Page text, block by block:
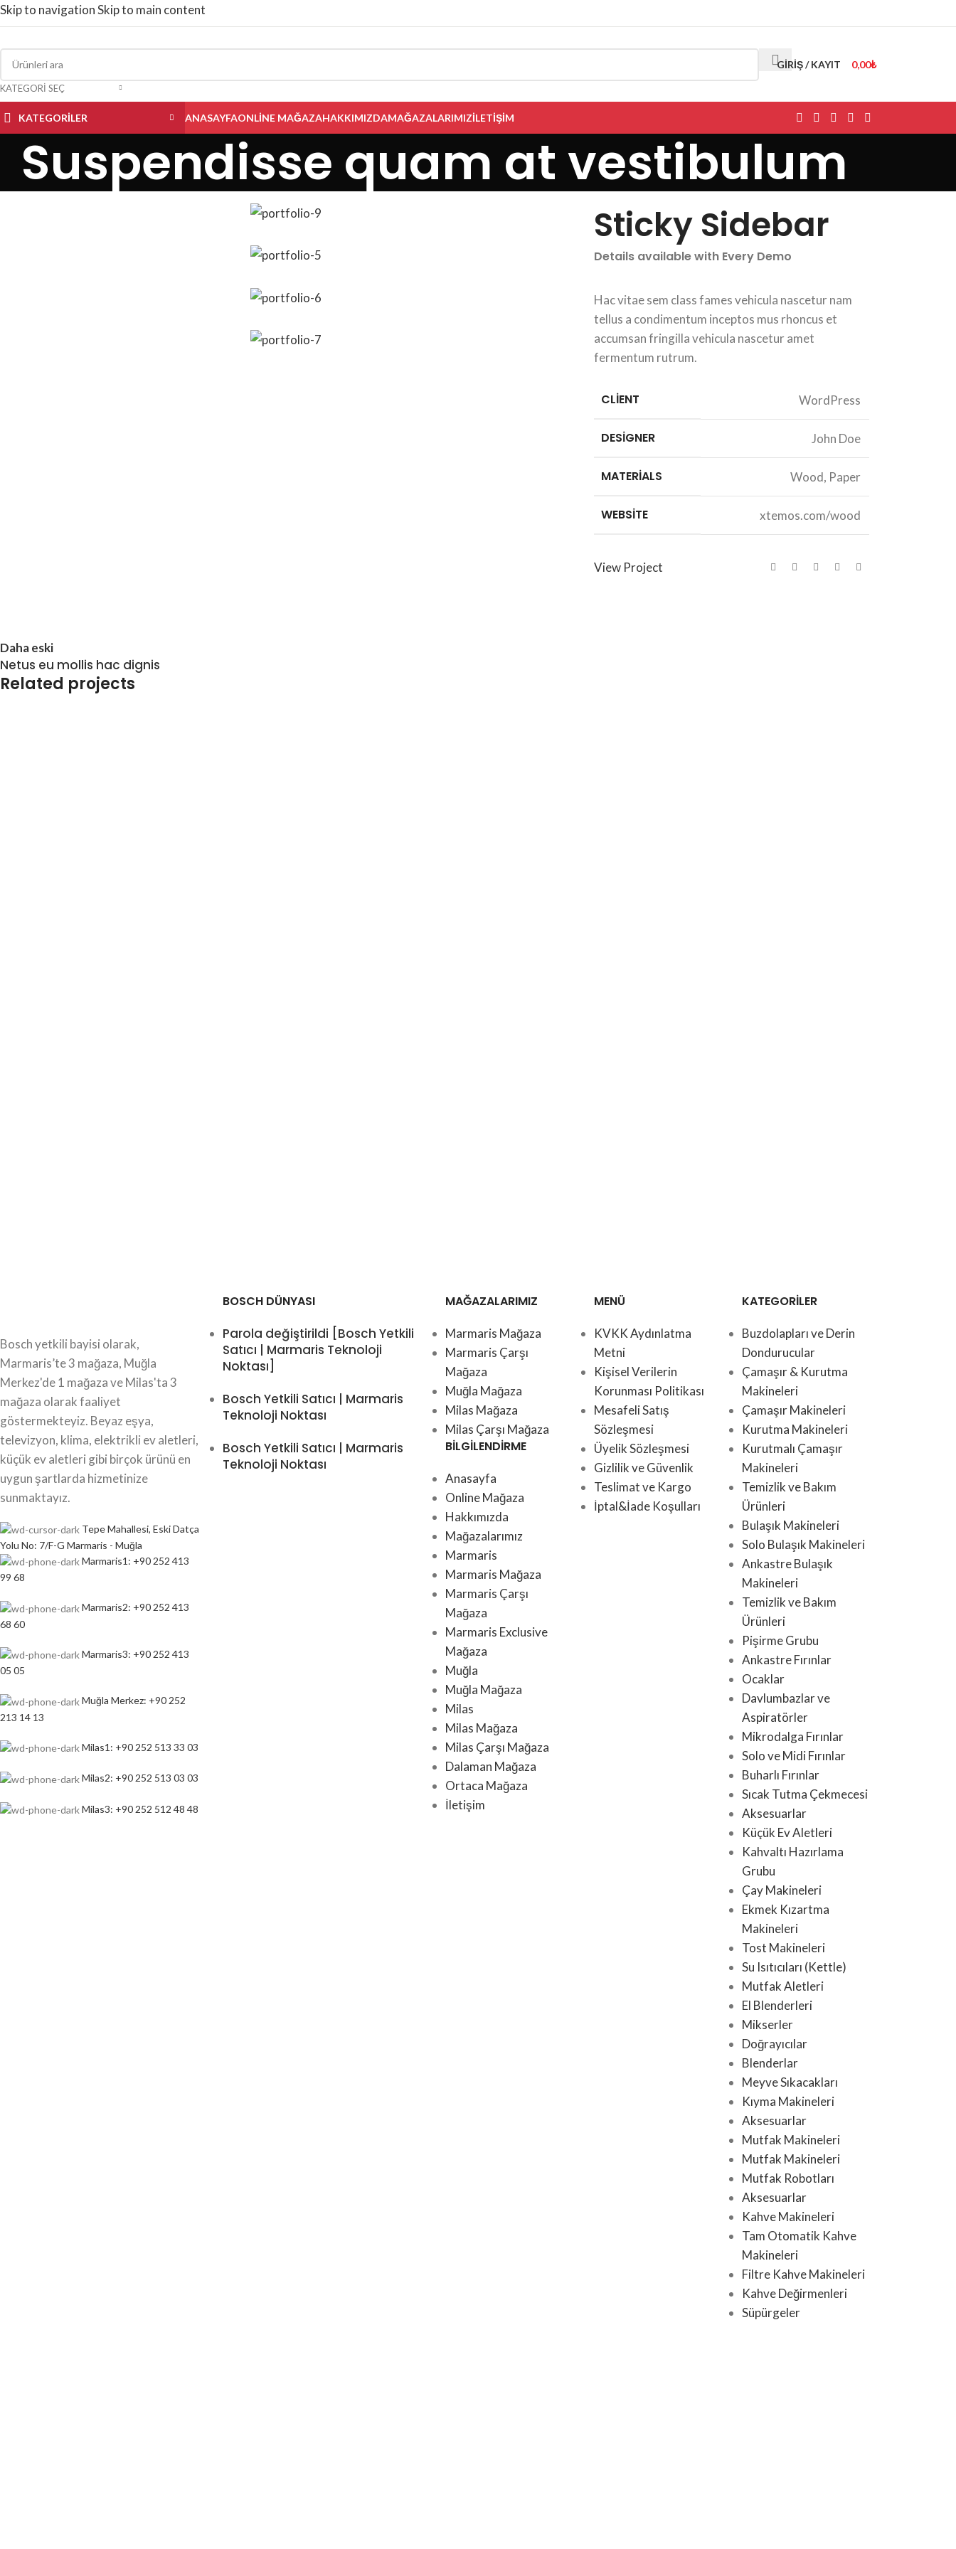
Skip to navigationSkip to main content
KATEGORI SEÇ
GIRIŞ / KAYIT 0,00₺
KATEGORILER ANASAYFAONLINE MAĞAZAHAKKIMIZDAMAĞAZALARIMIZİLETIŞIM
Suspendisse quam at vestibulum
Sticky Sidebar
Details available with Every Demo
Hac vitae sem class fames vehicula nascetur nam
tellus a condimentum inceptos mus rhoncus et
accumsan fringilla vehicula nascetur amet
fermentum rutrum.
CLIENT WordPress
DESIGNER John Doe
MATERIALS Wood, Paper
WEBSITE xtemos.com/wood
View Project
Daha eski
Netus eu mollis hac dignis
Related projects
Bosch yetkili bayisi olarak,
Marmaris’te 3 mağaza, Muğla
Merkez'de 1 mağaza ve Milas'ta 3
mağaza olarak faaliyet
göstermekteyiz. Beyaz eşya,
televizyon, klima, elektrikli ev aletleri,
küçük ev aletleri gibi birçok ürünü en
uygun şartlarda hizmetinize
sunmaktayız.
Tepe Mahallesi, Eski Datça
Yolu No: 7/F-G Marmaris - Muğla
Marmaris1: +90 252 413
99 68
Marmaris2: +90 252 413
68 60
Marmaris3: +90 252 413
05 05
Muğla Merkez: +90 252
213 14 13
Milas1: +90 252 513 33 03
Milas2: +90 252 513 03 03
Milas3: +90 252 512 48 48
BOSCH DÜNYASI
Parola değiştirildi [Bosch Yetkili
Satıcı | Marmaris Teknoloji
Noktası]
Bosch Yetkili Satıcı | Marmaris
Teknoloji Noktası
Bosch Yetkili Satıcı | Marmaris
Teknoloji Noktası
MAĞAZALARIMIZ
Marmaris Mağaza
Marmaris Çarşı
Mağaza
Muğla Mağaza
Milas Mağaza
Milas Çarşı Mağaza
BİLGİLENDİRME
Anasayfa
Online Mağaza
Hakkımızda
Mağazalarımız
Marmaris
Marmaris Mağaza
Marmaris Çarşı
Mağaza
Marmaris Exclusive
Mağaza
Muğla
Muğla Mağaza
Milas
Milas Mağaza
Milas Çarşı Mağaza
Dalaman Mağaza
Ortaca Mağaza
İletişim
MENÜ
KVKK Aydınlatma
Metni
Kişisel Verilerin
Korunması Politikası
Mesafeli Satış
Sözleşmesi
Üyelik Sözleşmesi
Gizlilik ve Güvenlik
Teslimat ve Kargo
İptal&İade Koşulları
KATEGORİLER
Buzdolapları ve Derin
Dondurucular
Çamaşır & Kurutma
Makineleri
Çamaşır Makineleri
Kurutma Makineleri
Kurutmalı Çamaşır
Makineleri
Temizlik ve Bakım
Ürünleri
Bulaşık Makineleri
Solo Bulaşık Makineleri
Ankastre Bulaşık
Makineleri
Temizlik ve Bakım
Ürünleri
Pişirme Grubu
Ankastre Fırınlar
Ocaklar
Davlumbazlar ve
Aspiratörler
Mikrodalga Fırınlar
Solo ve Midi Fırınlar
Buharlı Fırınlar
Sıcak Tutma Çekmecesi
Aksesuarlar
Küçük Ev Aletleri
Kahvaltı Hazırlama
Grubu
Çay Makineleri
Ekmek Kızartma
Makineleri
Tost Makineleri
Su Isıtıcıları (Kettle)
Mutfak Aletleri
El Blenderleri
Mikserler
Doğrayıcılar
Blenderlar
Meyve Sıkacakları
Kıyma Makineleri
Aksesuarlar
Mutfak Makineleri
Mutfak Makineleri
Mutfak Robotları
Aksesuarlar
Kahve Makineleri
Tam Otomatik Kahve
Makineleri
Filtre Kahve Makineleri
Kahve Değirmenleri
Süpürgeler